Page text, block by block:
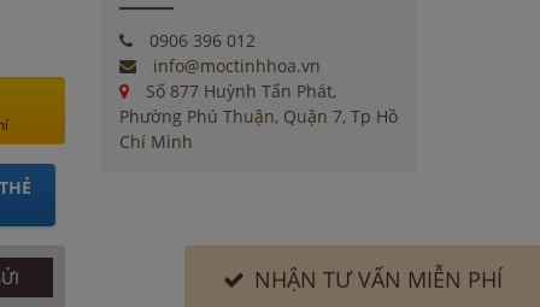
0906 396 012
info@moctinhhoa.vn
Số 877 Huỳnh Tấn Phát,
Phường Phú Thuận, Quận 7, Tp Hồ
Chí Minh
NHẬN TƯ VẤN MIỄN PHÍ